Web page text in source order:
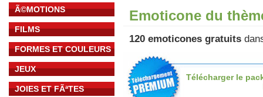
Ã©MOTIONS
FILMS
FORMES ET COULEURS
JEUX
JOIES ET FÃªTES
Emoticone du
120 emoticones gratuits
Télécharger le